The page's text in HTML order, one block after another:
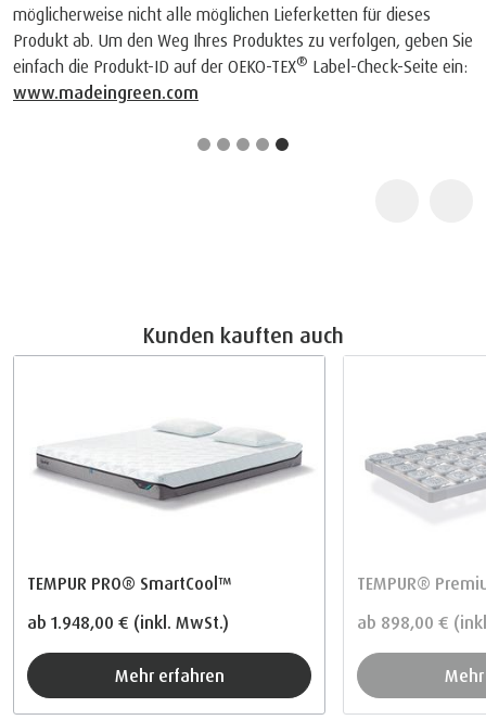
möglicherweise nicht alle möglichen Lieferketten für dieses
Produkt ab. Um den Weg Ihres Produktes zu verfolgen, geben Sie
einfach die Produkt-ID auf der OEKO-TEX® Label-Check-Seite ein:
www.madeingreen.com
Kunden kauften auch
TEMPUR PRO® SmartCool™
ab 1.948,00 € (inkl. MwSt.)
Mehr erfahren
TEMPUR®
ab 898,00 €